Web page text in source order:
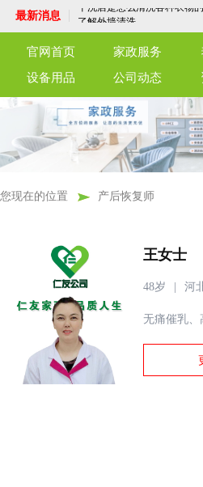
最新消息
了解外墙清洗
守护每一刻，温暖每一心
端午佳节，粽子飘香，永安
北京仁友永安养老驿站：老
仁友育儿嫂服务：专业陪伴
与社区献上一份关怀
仁友月嫂服务，您的温暖守
单位保洁服务：打造洁净工
洁服务为您护航
洗衣机清洗服务，让洁净生
干洗店是怎么清洗各种衣物
了解外墙清洗
服务
端午佳节，粽子飘香，永安养
与社区献上一份关怀
仁友月嫂服务，您的温暖守
官网首页 家政服务
设备用品
公司动态
您现在的位置 产后恢复师
王女士
48岁 河
无痛催乳、